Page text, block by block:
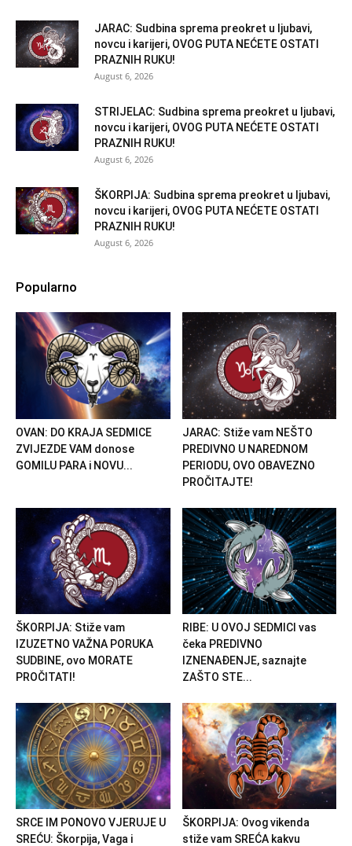
JARAC: Sudbina sprema preokret u ljubavi,
novcu i karijeri, OVOG PUTA NEĆETE OSTATI
PRAZNIH RUKU!
August 6, 2026
STRIJELAC: Sudbina sprema preokret u ljubavi,
novcu i karijeri, OVOG PUTA NEĆETE OSTATI
PRAZNIH RUKU!
August 6, 2026
ŠKORPIJA: Sudbina sprema preokret u ljubavi,
novcu i karijeri, OVOG PUTA NEĆETE OSTATI
PRAZNIH RUKU!
August 6, 2026
Popularno
OVAN: DO KRAJA SEDMICE
ZVIJEZDE VAM donose
GOMILU PARA i NOVU...
JARAC: Stiže vam NEŠTO
PREDIVNO U NAREDNOM
PERIODU, OVO OBAVEZNO
PROČITAJTE!
ŠKORPIJA: Stiže vam
IZUZETNO VAŽNA PORUKA
SUDBINE, ovo MORATE
PROČITATI!
RIBE: U OVOJ SEDMICI vas
čeka PREDIVNO
IZNENAĐENJE, saznajte
ZAŠTO STE...
SRCE IM PONOVO VJERUJE U
SREĆU: Škorpija, Vaga i
ŠKORPIJA: Ovog vikenda
stiže vam SREĆA kakvu